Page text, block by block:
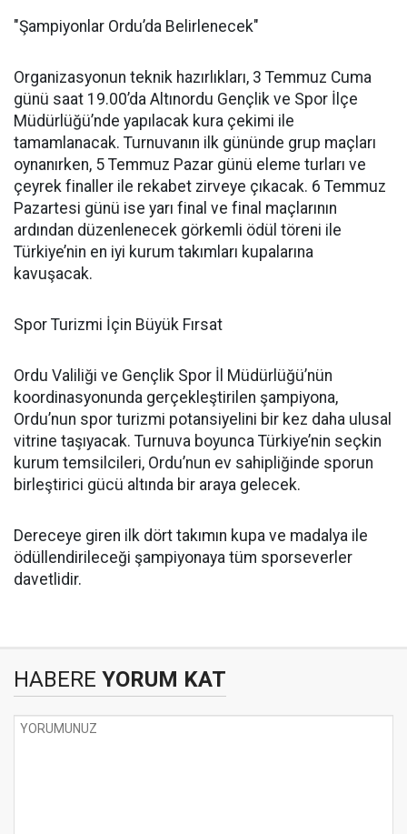
"Şampiyonlar Ordu’da Belirlenecek"
Organizasyonun teknik hazırlıkları, 3 Temmuz Cuma
günü saat 19.00’da Altınordu Gençlik ve Spor İlçe
Müdürlüğü’nde yapılacak kura çekimi ile
tamamlanacak. Turnuvanın ilk gününde grup maçları
oynanırken, 5 Temmuz Pazar günü eleme turları ve
çeyrek finaller ile rekabet zirveye çıkacak. 6 Temmuz
Pazartesi günü ise yarı final ve final maçlarının
ardından düzenlenecek görkemli ödül töreni ile
Türkiye’nin en iyi kurum takımları kupalarına
kavuşacak.
Spor Turizmi İçin Büyük Fırsat
Ordu Valiliği ve Gençlik Spor İl Müdürlüğü’nün
koordinasyonunda gerçekleştirilen şampiyona,
Ordu’nun spor turizmi potansiyelini bir kez daha ulusal
vitrine taşıyacak. Turnuva boyunca Türkiye’nin seçkin
kurum temsilcileri, Ordu’nun ev sahipliğinde sporun
birleştirici gücü altında bir araya gelecek.
Dereceye giren ilk dört takımın kupa ve madalya ile
ödüllendirileceği şampiyonaya tüm sporseverler
davetlidir.
HABERE YORUM KAT